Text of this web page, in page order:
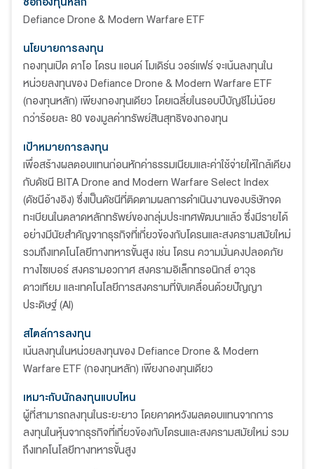
Defiance Drone & Modern Warfare ETF
นโยบายการลงทุน
กองทุนเปิด ดาโอ โดรน แอนด์ โมเดิร์น วอร์แฟร์ จะเน้นลงทุนใน
หน่วยลงทุนของ Defiance Drone & Modern Warfare ETF
(กองทุนหลัก) เพียงกองทุนเดียว โดยเฉลี่ยในรอบปีบัญชีไม่น้อย
กว่าร้อยละ 80 ของมูลค่าทรัพย์สินสุทธิของกองทุน
เป้าหมายการลงทุน
เพื่อสร้างผลตอบแทนก่อนหักค่าธรรมเนียมและค่าใช้จ่ายให้ใกล้เคียง
กับดัชนี BITA Drone and Modern Warfare Select Index
(ดัชนีอ้างอิง) ซึ่งเป็นดัชนีที่ติดตามผลการดำเนินงานของบริษัทจด
ทะเบียนในตลาดหลักทรัพย์ของกลุ่มประเทศพัฒนาแล้ว ซึ่งมีรายได้
อย่างมีนัยสำคัญจากธุรกิจที่เกี่ยวข้องกับโดรนและสงครามสมัยใหม่
รวมถึงเทคโนโลยีทางทหารขั้นสูง เช่น โดรน ความมั่นคงปลอดภัย
ทางไซเบอร์ สงครามอวกาศ สงครามอิเล็กทรอนิกส์ อาวุธ
ดาวเทียม และเทคโนโลยีการสงครามที่ขับเคลื่อนด้วยปัญญา
ประดิษฐ์ (AI)
สไตล์การลงทุน
เน้นลงทุนในหน่วยลงทุนของ Defiance Drone & Modern
Warfare ETF (กองทุนหลัก) เพียงกองทุนเดียว
เหมาะกับนักลงทุนแบบไหน
ผู้ที่สามารถลงทุนในระยะยาว โดยคาดหวังผลตอบแทนจากการ
ลงทุนในหุ้นจากธุรกิจที่เกี่ยวข้องกับโดรนและสงครามสมัยใหม่ รวม
ถึงเทคโนโลยีทางทหารขั้นสูง